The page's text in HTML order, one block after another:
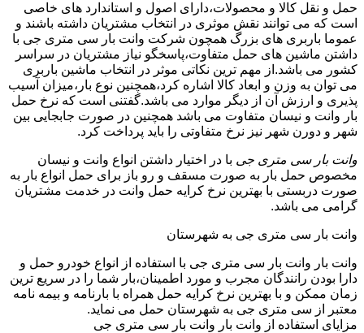
حمل و نقل کالا و محصولات،دارای اصول و استاندارد های خاصی
است که می توانند نقش موثری در انتخاب مشتریان داشته باشند و
عموما باربری های بزرگ همچون شرکت وانت بار سی متری جی با
داشتن ماشین های حمل متفاوت،پاسخگو نیاز مشتریان در سراسر
کشور می باشد.از مهم ترین نکاتی موثر در انتخاب ماشین باربری
می توان به وزن و ابعاد کالا اشاره کرد،همچنین نوع بار،میزان آسیب
پذیری و ارزش آن از دیگر موارد می باشد.گفتنی است که نرخ حمل
بار وانت و نیسان متفاوت می باشد همچنین در صورت جابجایی بین
شهر و دورن شهر نیز نرخ متفاوتی را باید پرداخت کرد.
وانت بار سی متری جی با در اختیار داشتن انواع وانت و نیسان
مخصوص حمل بار به صورت مسقف و رو باز برای حمل انواع بار به
صورت دربستی با بهترین نرخ کرایه حمل وانت در خدمت مشتریان
گرامی می باشد.
وانت بار سی متری جی به شهرستان
وانت بار وانت بار سی متری جی با استفاده از انواع خودرو حمل و
دارا بودن رانندگان مجرب و مورد اطمینان،بار شما را در سریع ترین
زمان ممکن و با بهترین نرخ کرایه حمل همراه با بارنامه و بیمه نامه
معتبر از سی متری جی به شهرستان حمل می نماید.
مزایای استفاده از وانت بار وانت بار سی متری جی